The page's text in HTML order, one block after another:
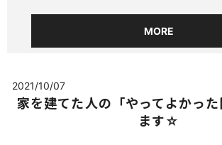
MORE
2021/10/07
家を建てた人の「やってよかっ
ます☆